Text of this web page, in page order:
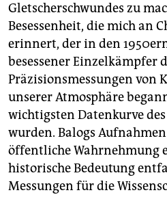
Gletscherschwundes zu
Besessenheit, die mich an
erinnert, der in den
besessener Einzelkämpfer
Präzisionsmessungen von
unserer Atmosphäre
wichtigsten Datenkurve
wurden. Balogs
öffentliche Wahrnehmung
historische Bedeutung
Messungen für die